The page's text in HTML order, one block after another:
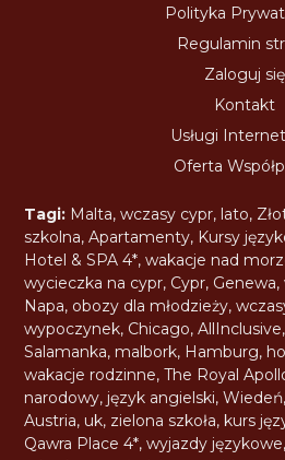
Polityka
Regulamin
Zaloguj się
Kontakt
Usługi
Oferta
Tagi: Malta,wczasy cypr, lato,
szkolna,Apartamenty, Kursy
Hotel & SPA 4*,wakacje nad
wycieczka na cypr, Cypr, Genewa,
Napa, obozy dla młodzieży,
wypoczynek, Chicago,AllInclusive
Salamanka, malbork, Hamburg,
wakacje rodzinne,The Royal
narodowy, język angielski,Wiedeń,
Austria, uk, zielona szkoła, kurs
Qawra Place 4*,wyjazdy językowe,